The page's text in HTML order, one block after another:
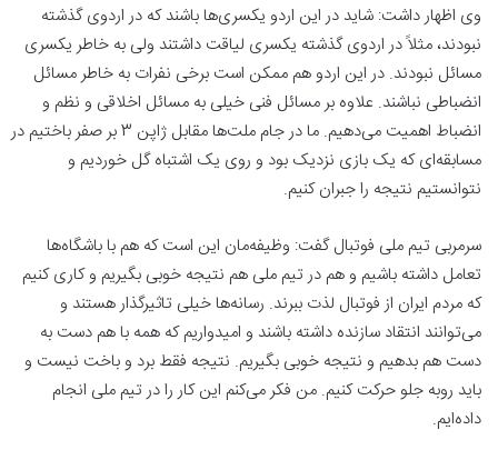
وی اظهار داشت: شاید در این اردو یکسری‌ها باشند که در اردوی گذشته
نبودند، مثلاً در اردوی گذشته یکسری لیاقت داشتند ولی به خاطر یکسری
مسائل نبودند. در این اردو هم ممکن است برخی نفرات به خاطر مسائل
انضباطی نباشند. علاوه بر مسائل فنی خیلی به مسائل اخلاقی و نظم و
انضباط اهمیت می‌دهیم. ما در جام ملت‌ها مقابل ژاپن 3 بر صفر باختیم در
مسابقه‌ای که یک بازی نزدیک بود و روی یک اشتباه گل خوردیم و
نتوانستیم نتیجه را جبران کنیم.
سرمربی تیم ملی فوتبال گفت: وظیفه‌مان این است که هم با باشگاه‌ها
تعامل داشته باشیم و هم در تیم ملی هم نتیجه خوبی بگیریم و کاری کنیم
که مردم ایران از فوتبال لذت ببرند. رسانه‌ها خیلی تاثیرگذار هستند و
می‌توانند انتقاد سازنده داشته باشند و امیدواریم که همه با هم دست به
دست هم بدهیم و نتیجه خوبی بگیریم. نتیجه فقط برد و باخت نیست و
باید روبه جلو حرکت کنیم. من فکر می‌کنم این کار را در تیم ملی انجام
داده‌ایم.